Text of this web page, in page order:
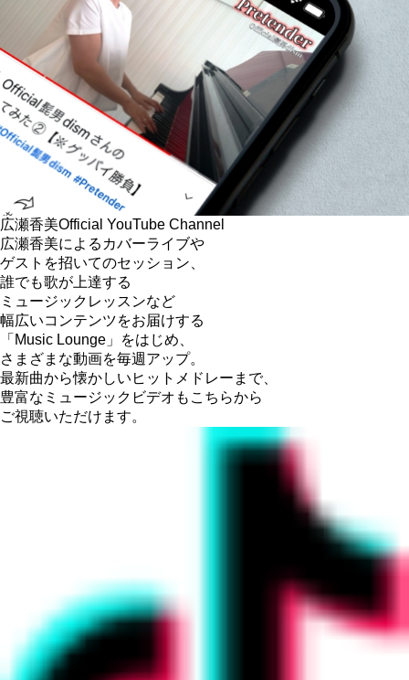
広瀬香美Official YouTube Channel
広瀬香美によるカバーライブや
ゲストを招いてのセッション、
誰でも歌が上達する
ミュージックレッスンなど
幅広いコンテンツをお届けする
「Music Lounge」をはじめ、
さまざまな動画を毎週アップ。
最新曲から懐かしいヒットメドレーまで、
豊富なミュージックビデオもこちらから
ご視聴いただけます。